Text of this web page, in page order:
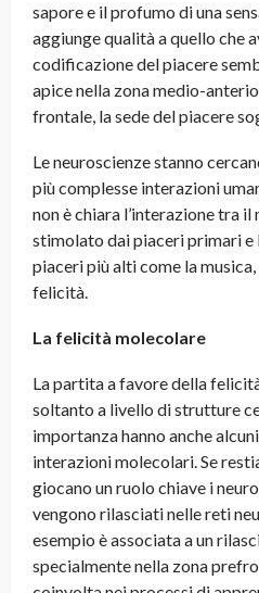
sapore e il profumo di una
aggiunge qualità a quello che
codificazione del piacere
apice nella zona medio-
frontale, la sede del piacere
Le neuroscienze stanno
più complesse interazioni
non è chiara l’interazione tra
stimolato dai piaceri primari e
piaceri più alti come la
felicità.
La felicità molecolare
La partita a favore della
soltanto a livello di strutture
importanza hanno anche
interazioni molecolari. Se
giocano un ruolo chiave i
vengono rilasciati nelle reti
esempio è associata a un
specialmente nella zona